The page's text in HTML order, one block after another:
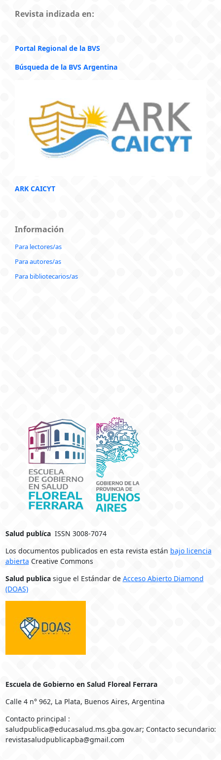
Revista indizada en:
Portal Regional de la BVS
Búsqueda de la BVS Argentina
ARK CAICYT
Información
Para lectores/as
Para autores/as
Para bibliotecarios/as
Salud publicaISSN 3008-7074
Los documentos publicados en esta revista están bajo licencia
abierta Creative Commons
Salud publicasigue el Estándar de Acceso Abierto Diamond
(DOAS)
Escuela de Gobierno en Salud Floreal Ferrara
Calle 4 n° 962, La Plata, Buenos Aires, Argentina
Contacto principal :
saludpublica@educasalud.ms.gba.gov.ar; Contacto secundario:
revistasaludpublicapba@gmail.com